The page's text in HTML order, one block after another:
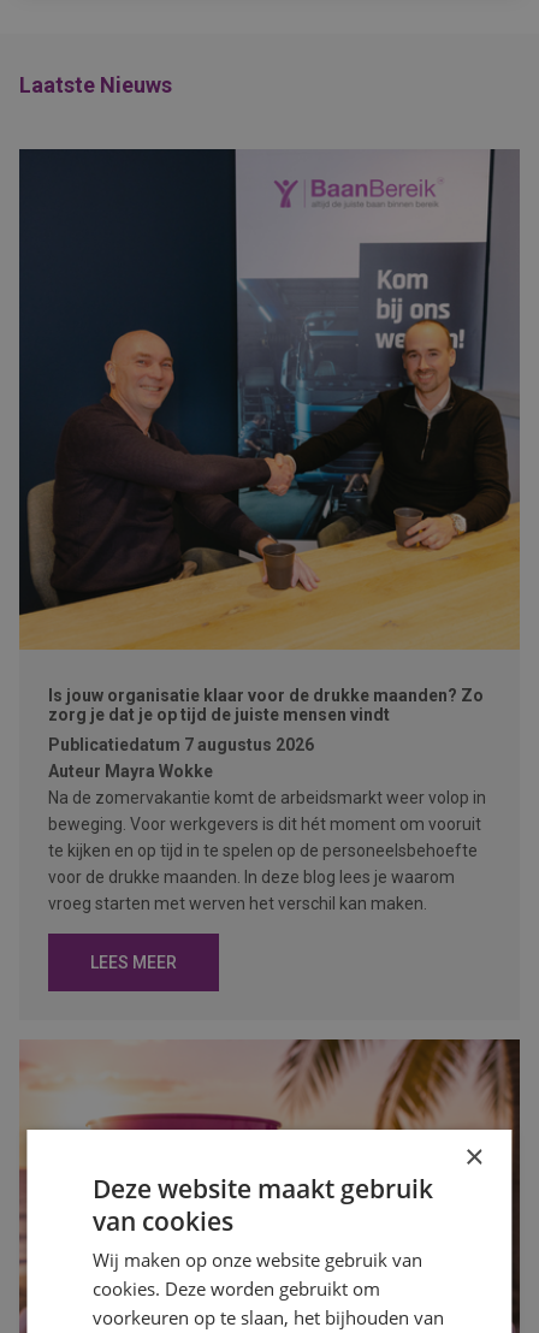
Laatste Nieuws
Is jouw organisatie klaar voor de drukke maanden? Zo
zorg je dat je op tijd de juiste mensen vindt
Publicatiedatum 7 augustus 2026
Auteur Mayra Wokke
Na de zomervakantie komt de arbeidsmarkt weer volop in
beweging. Voor werkgevers is dit hét moment om vooruit
te kijken en op tijd in te spelen op de personeelsbehoefte
voor de drukke maanden. In deze blog lees je waarom
vroeg starten met werven het verschil kan maken.
LEES MEER
×
Deze website maakt gebruik
van cookies
Wij maken op onze website gebruik van
cookies. Deze worden gebruikt om
voorkeuren op te slaan, het bijhouden van